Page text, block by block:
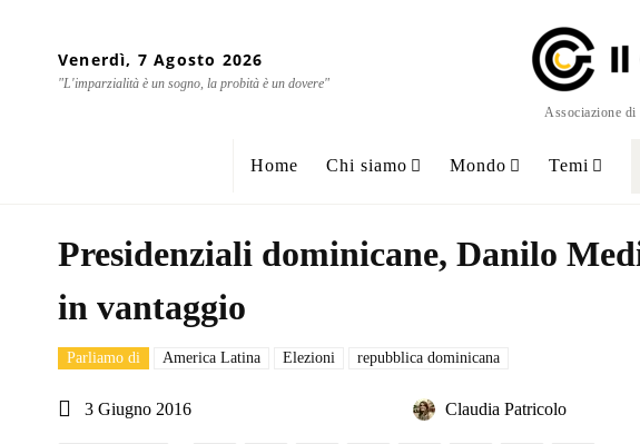
Venerdì, 7 Agosto 2026
"L'imparzialità è un sogno, la probità è un dovere"
Associazione
Home Chi siamo Mondo Temi
Presidenziali dominicane, Danilo
in vantaggio
Parliamo di America Latina Elezioni repubblica dominicana
3 Giugno 2016 Claudia Patricolo